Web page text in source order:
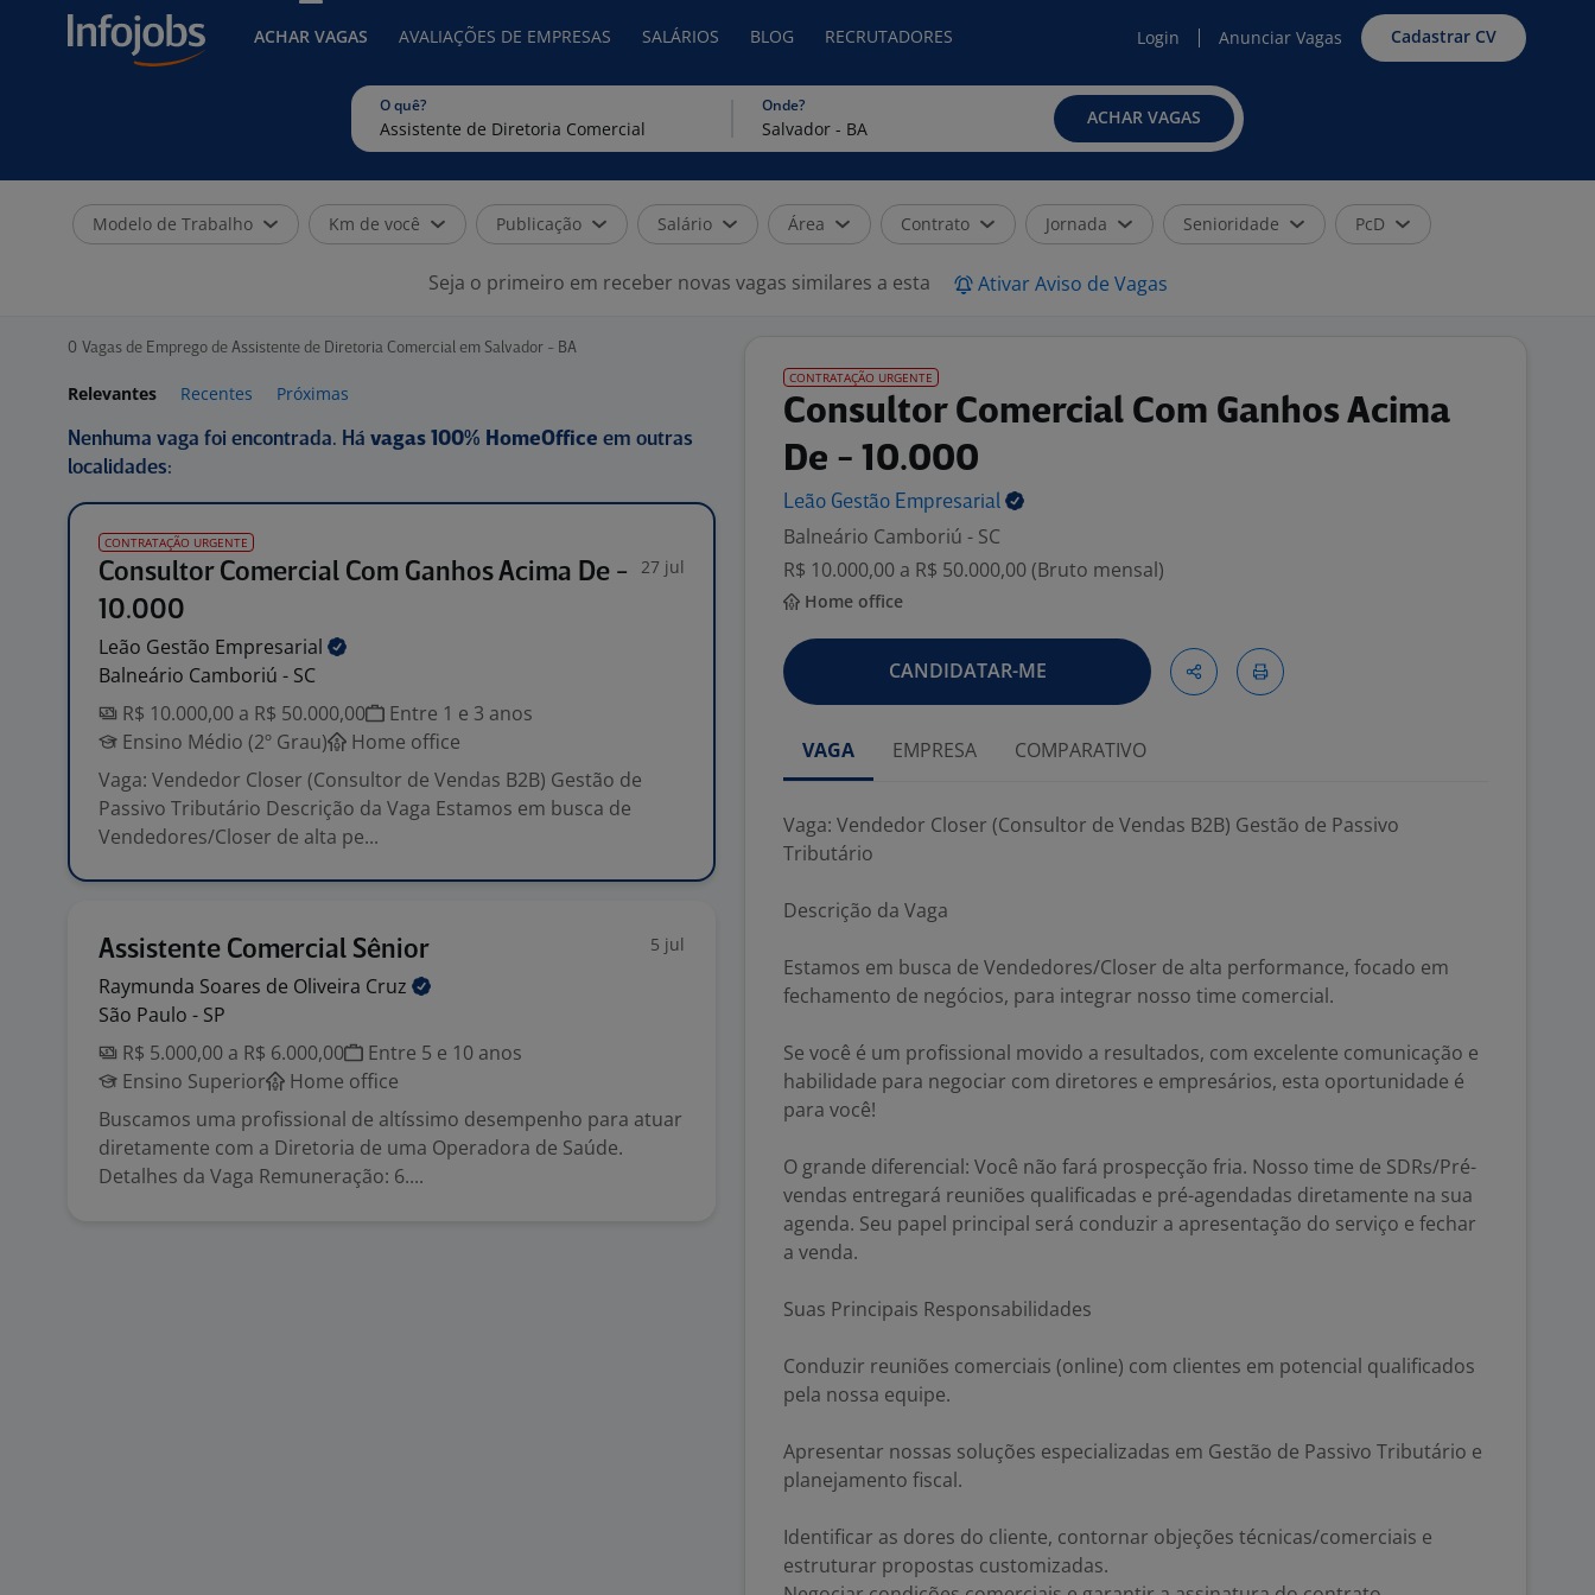
ACHAR VAGAS AVALIAÇÕES DE EMPRESAS SALÁRIOS BLOG RECRUTADORES Login Anunciar Vagas Cadastrar CV
O quê? Onde?
ACHAR VAGAS
Modelo de Trabalho Km de você Publicação Salário Área Contrato Jornada Senioridade PcD
Seja o primeiro em receber novas vagas similares a esta Ativar Aviso de Vagas
0 Vagas de Emprego de Assistente de Diretoria Comercial em Salvador - BA
Relevantes Recentes Próximas
Nenhuma vaga foi encontrada. Há vagas 100% HomeOffice em outras
localidades:
CONTRATAÇÃO URGENTE
Consultor Comercial Com Ganhos Acima De -
10.000
27 jul
Leão Gestão Empresarial
Balneário Camboriú - SC
R$ 10.000,00 a R$ 50.000,00
Entre 1 e 3 anos
Ensino Médio (2º Grau)
Home office
Vaga: Vendedor Closer (Consultor de Vendas B2B) Gestão de
Passivo Tributário Descrição da Vaga Estamos em busca de
Vendedores/Closer de alta pe...
Assistente Comercial Sênior 5 jul
Raymunda Soares de Oliveira Cruz
São Paulo - SP
R$ 5.000,00 a R$ 6.000,00
Entre 5 e 10 anos
Ensino Superior
Home office
Buscamos uma profissional de altíssimo desempenho para atuar
diretamente com a Diretoria de uma Operadora de Saúde.
Detalhes da Vaga Remuneração: 6....
CONTRATAÇÃO URGENTE
Consultor Comercial Com Ganhos Acima
De - 10.000
Leão Gestão Empresarial
Balneário Camboriú - SC
R$ 10.000,00 a R$ 50.000,00 (Bruto mensal)
Home office
CANDIDATAR-ME
VAGA EMPRESA COMPARATIVO
Vaga: Vendedor Closer (Consultor de Vendas B2B) Gestão de Passivo
Tributário
Descrição da Vaga
Estamos em busca de Vendedores/Closer de alta performance, focado em
fechamento de negócios, para integrar nosso time comercial.
Se você é um profissional movido a resultados, com excelente comunicação e
habilidade para negociar com diretores e empresários, esta oportunidade é
para você!
O grande diferencial: Você não fará prospecção fria. Nosso time de SDRs/Pré-
vendas entregará reuniões qualificadas e pré-agendadas diretamente na sua
agenda. Seu papel principal será conduzir a apresentação do serviço e fechar
a venda.
Suas Principais Responsabilidades
Conduzir reuniões comerciais (online) com clientes em potencial qualificados
pela nossa equipe.
Apresentar nossas soluções especializadas em Gestão de Passivo Tributário e
planejamento fiscal.
Identificar as dores do cliente, contornar objeções técnicas/comerciais e
estruturar propostas customizadas.